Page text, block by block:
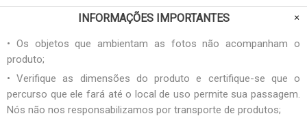
INFORMAÇÕES IMPORTANTES
• Os objetos que ambientam as fotos não acompanham o
produto;
• Verifique as dimensões do produto e certifique-se que o
percurso que ele fará até o local de uso permite sua passagem.
Nós não nos responsabilizamos por transporte de produtos;